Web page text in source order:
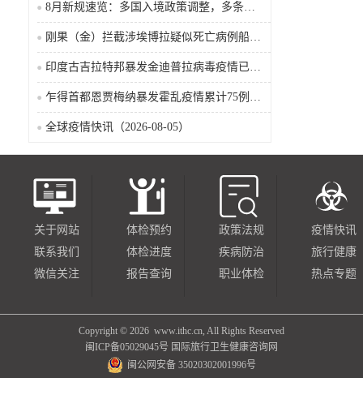
8月新规速览：多国入境政策调整，多条国际航线加密
刚果（金）拦截涉埃博拉疑似死亡病例船只疫情已波及五省
印度古吉拉特邦暴发金迪普拉病毒疫情已致22名儿童死亡
乍得首都恩贾梅纳暴发霍乱疫情累计75例确诊8人死亡（2026-08-05）
全球疫情快讯（2026-08-05）
关于网站
联系我们
微信关注
体检预约
体检进度
报告查询
政策法规
疾病防治
职业体检
疫情快讯
旅行健康
热点专题
Copyright © 2026 www.ithc.cn, All Rights Reserved
闽ICP备05029045号 国际旅行卫生健康咨询网
闽公网安备 35020302001996号